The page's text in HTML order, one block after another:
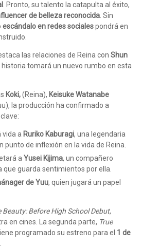
. Pronto, su talento la catapulta al éxito,
de belleza reconocida . Sin
escándalo en redes socialespondrá en
las relaciones de Reina con Shun
historia tomará un nuevo rumbo en esta
Koki,(Reina), Keisuke Watanabe
la producción ha confirmado a
vida a Ruriko Kaburagi, una legendaria
punto de inflexión en la vida de Reina.
a Yusei Kijima, un compañero
que guarda sentimientos por ella.
de Yuu, quien jugará un papel
Beauty: Before High School Debut,
en cines. La segunda parte, True
programado su estreno para el 1 de